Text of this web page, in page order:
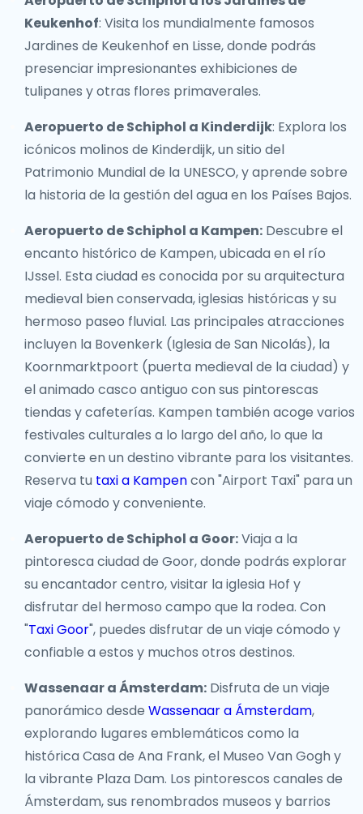
Keukenhof: Visita los mundialmente famosos
Jardines de Keukenhof en Lisse, donde podrás
presenciar impresionantes exhibiciones de
tulipanes y otras flores primaverales.
Aeropuerto de Schiphol a Kinderdijk: Explora los
icónicos molinos de Kinderdijk, un sitio del
Patrimonio Mundial de la UNESCO, y aprende sobre
la historia de la gestión del agua en los Países Bajos.
Aeropuerto de Schiphol a Kampen: Descubre el
encanto histórico de Kampen, ubicada en el río
IJssel. Esta ciudad es conocida por su arquitectura
medieval bien conservada, iglesias históricas y su
hermoso paseo fluvial. Las principales atracciones
incluyen la Bovenkerk (Iglesia de San Nicolás), la
Koornmarktpoort (puerta medieval de la ciudad) y
el animado casco antiguo con sus pintorescas
tiendas y cafeterías. Kampen también acoge varios
festivales culturales a lo largo del año, lo que la
convierte en un destino vibrante para los visitantes.
Reserva tu taxi a Kampencon "Airport Taxi" para un
viaje cómodo y conveniente.
Aeropuerto de Schiphol a Goor:Viaja a la
pintoresca ciudad de Goor, donde podrás explorar
su encantador centro, visitar la iglesia Hof y
disfrutar del hermoso campo que la rodea. Con
"Taxi Goor", puedes disfrutar de un viaje cómodo y
confiable a estos y muchos otros destinos.
Wassenaar a Ámsterdam: Disfruta de un viaje
panorámico desde Wassenaar a Ámsterdam,
explorando lugares emblemáticos como la
histórica Casa de Ana Frank, el Museo Van Gogh y
la vibrante Plaza Dam. Los pintorescos canales de
Ámsterdam, sus renombrados museos y barrios